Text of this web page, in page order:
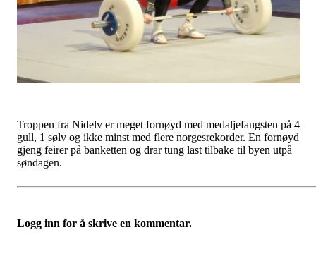
Troppen fra Nidelv er meget fornøyd med medaljefangsten på 4
gull, 1 sølv og ikke minst med flere norgesrekorder. En fornøyd
gjeng feirer på banketten og drar tung last tilbake til byen utpå
søndagen.
Logg inn for å skrive en kommentar.